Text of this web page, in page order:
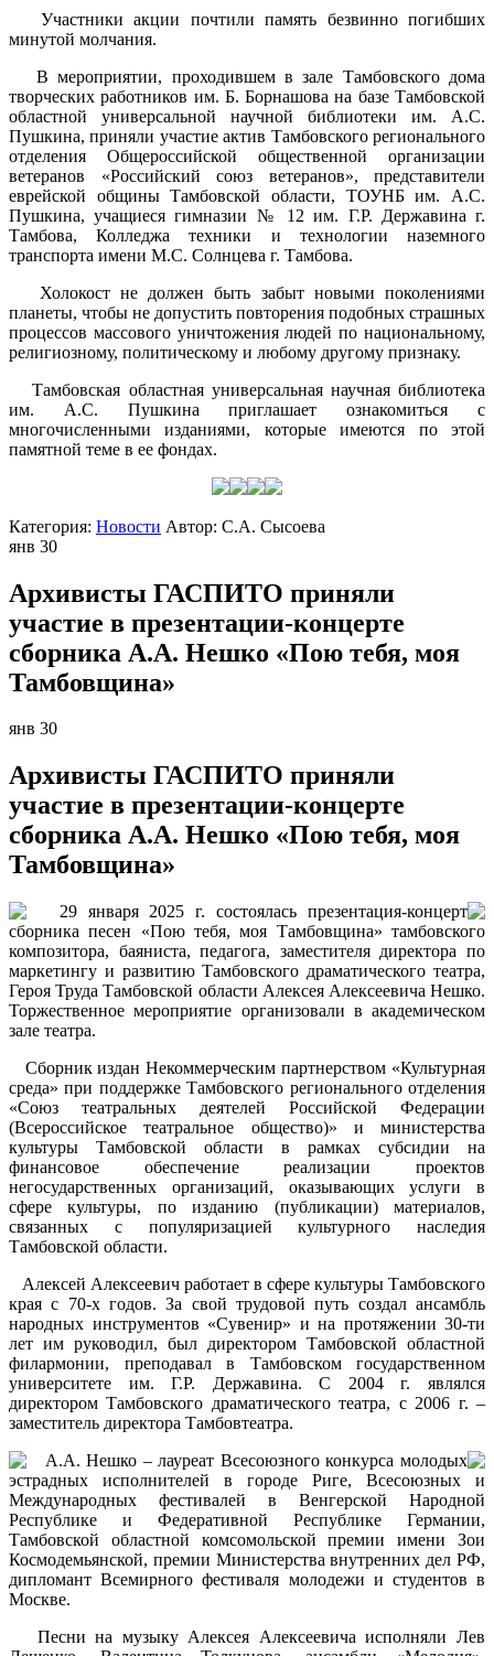
Участники акции почтили память безвинно погибших
минутой молчания.
В мероприятии, проходившем в зале Тамбовского дома
творческих работников им. Б. Борнашова на базе Тамбовской
областной универсальной научной библиотеки им. А.С.
Пушкина, приняли участие актив Тамбовского регионального
отделения Общероссийской общественной организации
ветеранов «Российский союз ветеранов», представители
еврейской общины Тамбовской области, ТОУНБ им. А.С.
Пушкина, учащиеся гимназии № 12 им. Г.Р. Державина г.
Тамбова, Колледжа техники и технологии наземного
транспорта имени М.С. Солнцева г. Тамбова.
Холокост не должен быть забыт новыми поколениями
планеты, чтобы не допустить повторения подобных страшных
процессов массового уничтожения людей по национальному,
религиозному, политическому и любому другому признаку.
Тамбовская областная универсальная научная библиотека
им. А.С. Пушкина приглашает ознакомиться с
многочисленными изданиями, которые имеются по этой
памятной теме в ее фондах.
Категория: Новости Автор: С.А. Сысоева
янв 30
Архивисты ГАСПИТО приняли
участие в презентации-концерте
сборника А.А. Нешко «Пою тебя, моя
Тамбовщина»
янв 30
Архивисты ГАСПИТО приняли
участие в презентации-концерте
сборника А.А. Нешко «Пою тебя, моя
Тамбовщина»
29 января 2025 г. состоялась презентация-концерт
сборника песен «Пою тебя, моя Тамбовщина» тамбовского
композитора, баяниста, педагога, заместителя директора по
маркетингу и развитию Тамбовского драматического театра,
Героя Труда Тамбовской области Алексея Алексеевича Нешко.
Торжественное мероприятие организовали в академическом
зале театра.
Сборник издан Некоммерческим партнерством «Культурная
среда» при поддержке Тамбовского регионального отделения
«Союз театральных деятелей Российской Федерации
(Всероссийское театральное общество)» и министерства
культуры Тамбовской области в рамках субсидии на
финансовое обеспечение реализации проектов
негосударственных организаций, оказывающих услуги в
сфере культуры, по изданию (публикации) материалов,
связанных с популяризацией культурного наследия
Тамбовской области.
Алексей Алексеевич работает в сфере культуры Тамбовского
края с 70-х годов. За свой трудовой путь создал ансамбль
народных инструментов «Сувенир» и на протяжении 30-ти
лет им руководил, был директором Тамбовской областной
филармонии, преподавал в Тамбовском государственном
университете им. Г.Р. Державина. С 2004 г. являлся
директором Тамбовского драматического театра, с 2006 г. –
заместитель директора Тамбовтеатра.
А.А. Нешко – лауреат Всесоюзного конкурса молодых
эстрадных исполнителей в городе Риге, Всесоюзных и
Международных фестивалей в Венгерской Народной
Республике и Федеративной Республике Германии,
Тамбовской областной комсомольской премии имени Зои
Космодемьянской, премии Министерства внутренних дел РФ,
дипломант Всемирного фестиваля молодежи и студентов в
Москве.
Песни на музыку Алексея Алексеевича исполняли Лев